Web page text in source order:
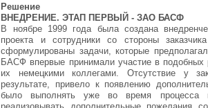
Решение
ВНЕДРЕНИЕ. ЭТАП ПЕРВЫЙ - ЗАО БАСФ
В ноябре 1999 года была создана
проекта и сотрудники со стороны
сформулированы задачи, которые
БАСФ впервые принимали участие в
их немецкими коллегами. Отсутствие у
результате, привело к появлению
было выполнять уже во время процесса